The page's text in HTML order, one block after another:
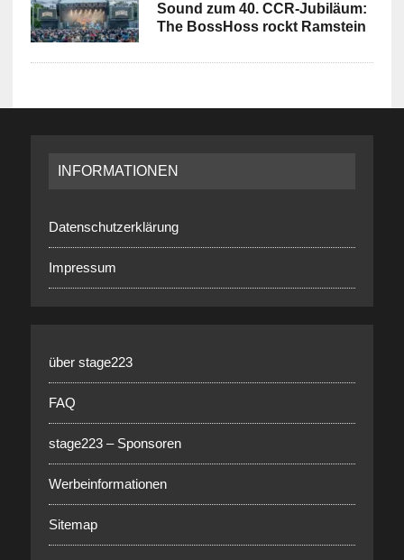
Sound zum 40. CCR-Jubiläum:
The BossHoss rockt Ramstein
INFORMATIONEN
Datenschutzerklärung
Impressum
über stage223
FAQ
stage223 – Sponsoren
Werbeinformationen
Sitemap